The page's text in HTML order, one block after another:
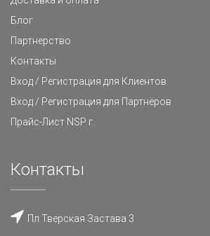
Блог
Партнерство
Контакты
Вход / Регистрация для Клиентов
Вход / Регистрация для Партнёров
Прайс-Лист NSP г.
Контакты
Пл Тверская Застава 3